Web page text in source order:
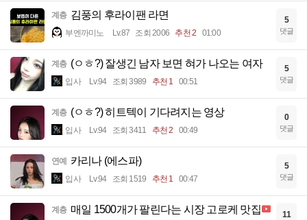
계층 김풍의 후라이팬 라면
부엔까미노 Lv.87 조회 2006 추천 2 01:00
5
댓글
계층 (ㅇㅎ?) 잘생긴 남자 보면 혀가 나오는 여자
입사 Lv.94 조회 3989 추천 1 00:51
5
댓글
계층 (ㅇㅎ?) 히트텍이 기다려지는 영상
입사 Lv.94 조회 3411 추천 2 00:49
0
댓글
연예 카리나 (에스파)
입사 Lv.94 조회 1519 추천 1 00:47
5
댓글
계층 매일 1500개가 팔린다는 시장 고로케 맛집 11